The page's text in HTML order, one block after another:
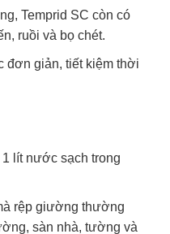
Temprid SC còn có
ruồi và bọ chét.
đơn giản, tiết kiệm thời
lít nước sạch trong
rệp giường thường
sàn nhà, tường và